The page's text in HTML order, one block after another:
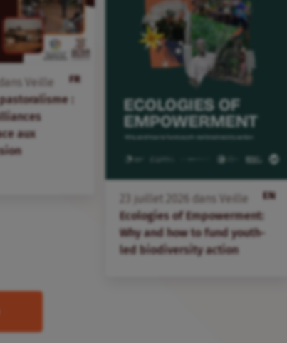
EN
juillet dans Veille
Ecologies of Empowerment:
Why and how to fund youth-
led biodiversity action
FR
dans Veille
:
aux